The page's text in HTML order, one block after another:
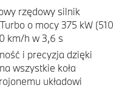
rzędowy silnik
o mocy 375 kW (510
km/h w 3,6 s
i precyzja dzięki
wszystkie koła
układowi